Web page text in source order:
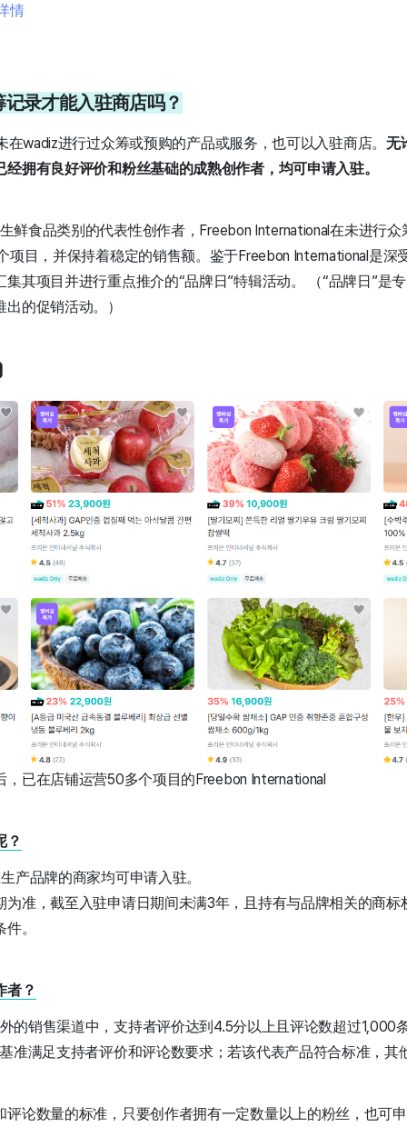
情
录才能入驻商店吗？
在wadiz进行过众筹或预购的产品或服务，也可以入驻商店。 无
拥有良好评价和粉丝基础的成熟创作者，均可申请入驻。
鲜食品类别的代表性创作者，Freebon International在未进行
项目，并保持着稳定的销售额。鉴于Freebon International是深
其项目并进行重点推介的“品牌日”特辑活动。 （“品牌日”是
的促销活动。）
已在店铺运营50多个项目的Freebon International
？
产品牌的商家均可申请入驻。
为准，截至入驻申请日期间未满3年，且持有与品牌相关的商标
。
者？
的销售渠道中，支持者评价达到4.5分以上且评论数超过1,000
准满足支持者评价和评论数要求；若该代表产品符合标准，其
评论数量的标准，只要创作者拥有一定数量以上的粉丝，也可